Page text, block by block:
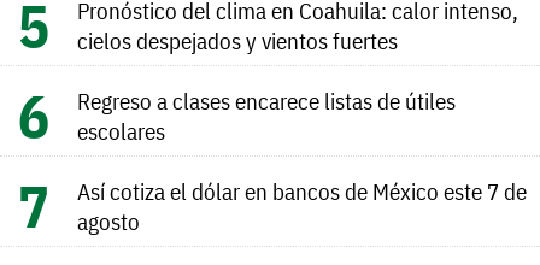
Pronóstico del clima en Coahuila: calor intenso,
cielos despejados y vientos fuertes
Regreso a clases encarece listas de útiles
escolares
Así cotiza el dólar en bancos de México este 7 de
agosto